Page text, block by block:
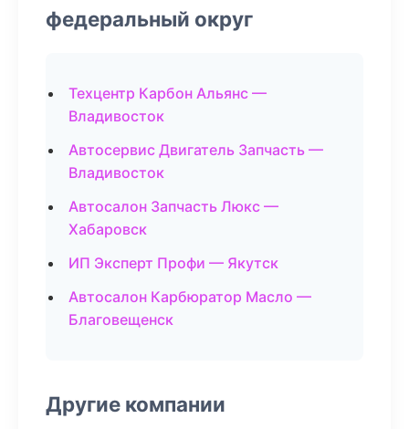
федеральный округ
Техцентр Карбон Альянс —
Владивосток
Автосервис Двигатель Запчасть —
Владивосток
Автосалон Запчасть Люкс —
Хабаровск
ИП Эксперт Профи — Якутск
Автосалон Карбюратор Масло —
Благовещенск
Другие компании